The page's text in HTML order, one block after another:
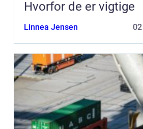
Hvorfor de er vigtige
Linnea Jensen